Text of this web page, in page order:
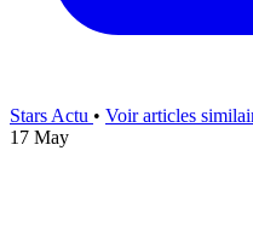
Stars Actu • Voir articles
17 May